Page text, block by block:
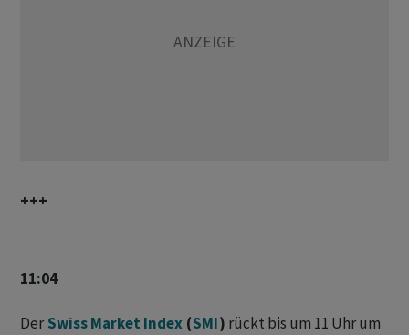
+++
11:04
Der Swiss Market Index (SMI) rückt bis um 11 Uhr um